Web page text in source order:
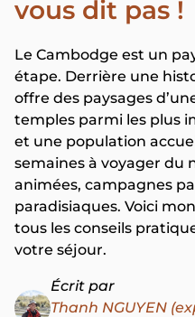
vous dit pas !
Le Cambodge est un
étape. Derrière une
offre des paysages
temples parmi les plus
et une population
semaines à voyager du
animées, campagnes
paradisiaques. Voici
tous les conseils
votre séjour.
Écrit par
Thanh NGUYEN